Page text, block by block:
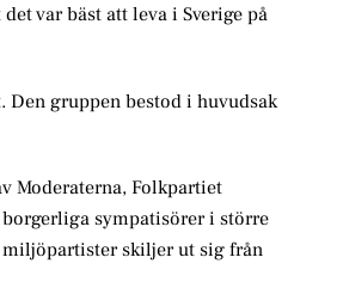
var bäst att leva i Sverige på
Den gruppen bestod i huvudsak
Moderaterna, Folkpartiet
sympatisörer i större
miljöpartister skiljer ut sig från